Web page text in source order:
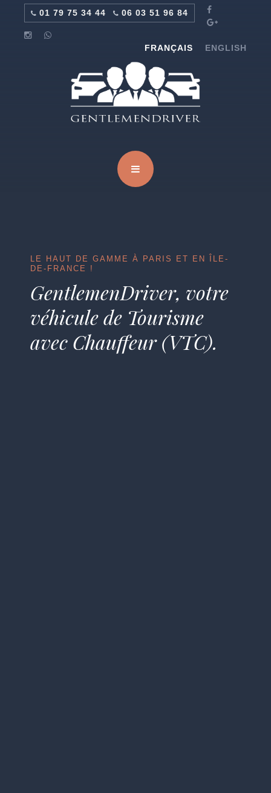
01 79 75 34 44 06 03 51 96 84
FRANÇAIS ENGLISH
LE HAUT DE GAMME À PARIS ET EN ÎLE-
DE-FRANCE !
GentlemenDriver, votre
véhicule de Tourisme
avec Chauffeur (VTC).